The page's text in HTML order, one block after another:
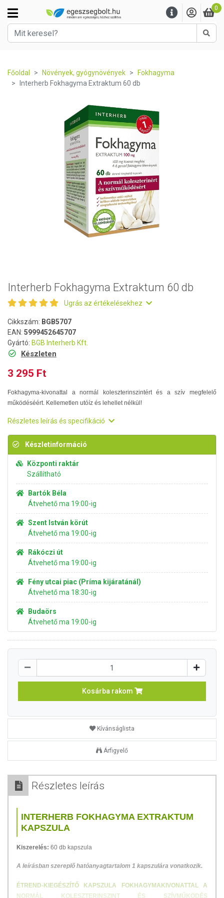
0
Főoldal Növények, gyógynövények
Fokhagyma
Interherb Fokhagyma Extraktum 60 db
Interherb Fokhagyma Extraktum 60 db
Ugrás az értékelésekhez
Cikkszám: BGB5707
EAN: 5999452645707
Gyártó: BGB Interherb Kft.
Készleten
3 295 Ft
Fokhagyma-kivonattal a normál koleszterinszintért és a szív megfelelő
működéséért. Kellemetlen utóíz és lehellet nélkül!
Részletes leírás és specifikáció
Készletinformáció
Központi raktár
Szállítható
Bartók Béla
Átvehető ma 19:00-ig
Szent István körút
Átvehető ma 19:00-ig
Rákóczi út
Átvehető ma 19:00-ig
Fény utcai piac (Príma kijáratánál)
Átvehető ma 18:30-ig
Budaörs
Átvehető ma 19:00-ig
Kosárba rakom
Kívánságlista
Árfigyelő
Részletes leírás
INTERHERB FOKHAGYMA EXTRAKTUM
KAPSZULA
Kiszerelés: 60 db kapszula
A leírásban szereplő hatóanyagtartalom 1 kapszulára vonatkozik.
ÉTREND-KIEGÉSZÍTŐ KAPSZULA FOKHAGYMAKIVONATTAL A
NORMÁL KOLESZTERINSZINT ÉS SZÍVMŰKÖDÉS